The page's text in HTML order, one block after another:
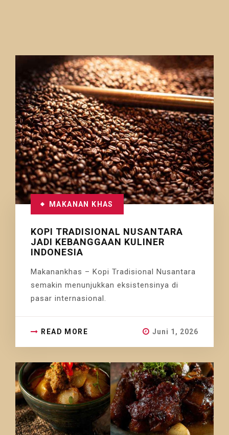
MAKANAN KHAS
KOPI TRADISIONAL NUSANTARA
JADI KEBANGGAAN KULINER
INDONESIA
Makanankhas – Kopi Tradisional Nusantara
semakin menunjukkan eksistensinya di
pasar internasional.
READ MORE Juni 1, 2026